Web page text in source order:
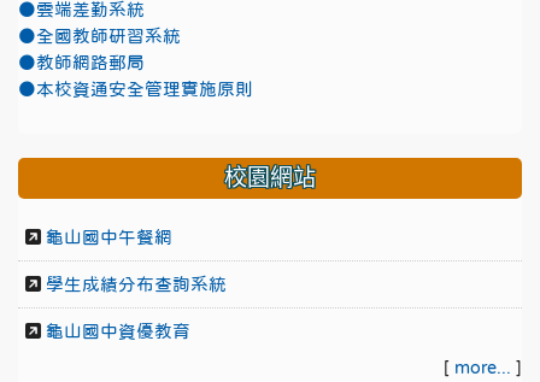
●雲端差勤系統
●全國教師研習系統
●教師網路郵局
●本校資通安全管理實施原則
校園網站
龜山國中午餐網
學生成績分布查詢系統
龜山國中資優教育
[ more... ]